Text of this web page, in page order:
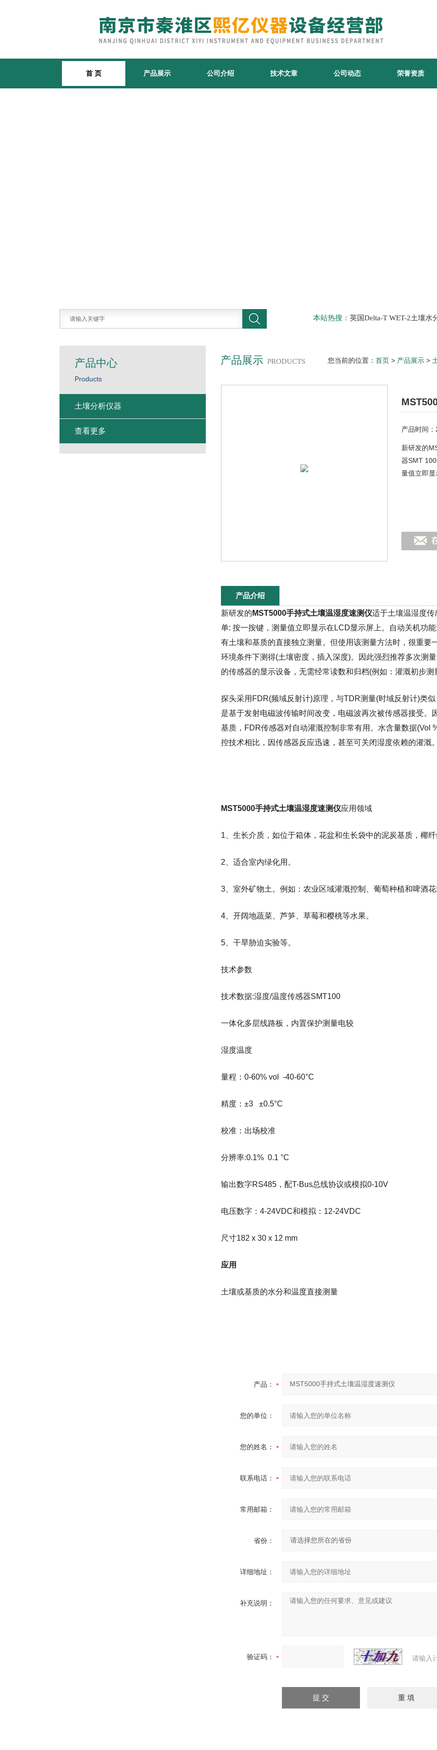
首 页 产品展示 公司介绍 技术文章 公司动态 荣誉资质
本站热搜： 英国Delta-T WET-2土壤水
产品展示 PRODUCTS 您当前的位置： 首页 > 产品展示 >
产品时间
新研发的
器SMT
量值立即
产品介绍
新研发的 MST5000手持式土壤温湿度速测仪适于土壤温湿度
单: 按一按键，测量值立即显示在LCD显示屏上。自动关机功
有土壤和基质的直接独立测量。但使用该测量方法时，很重要
环境条件下测得(土壤密度，插入深度)。因此强烈推荐多次测
的传感器的显示设备，无需经常读数和归档(例如：灌溉初步测
探头采用FDR(频域反射计)原理，与TDR测量(时域反射计)类
是基于发射电磁波传输时间改变，电磁波再次被传感器接受
基质，FDR传感器对自动灌溉控制非常有用。水含量数据(Vol
控技术相比，因传感器反应迅速，甚至可关闭湿度依赖的灌溉
MST5000手持式土壤温湿度速测仪应用领域
1、生长介质，如位于箱体，花盆和生长袋中的泥炭基质，椰
2、适合室内绿化用。
3、室外矿物土。例如：农业区域灌溉控制、葡萄种植和啤酒
4、开阔地蔬菜、芦笋、草莓和樱桃等水果。
5、干旱胁迫实验等。
技术参数
技术数据:湿度/温度传感器SMT100
一体化多层线路板，内置保护测量电较
湿度温度
量程：0-60% vol -40-60°C
精度：±3 ±0.5°C
校准：出场校准
分辨率:0.1% 0.1 °C
输出数字RS485，配T-Bus总线协议或模拟0-10V
电压数字：4-24VDC和模拟：12-24VDC
尺寸182 x 30 x 12 mm
应用
土壤或基质的水分和温度直接测量
产品：
您的单位：
您的姓名：
联系电话：
常用邮箱：
省份：
详细地址：
补充说明：
验证码： 请输入
产品中心
Products
土壤分析仪器
查看更多